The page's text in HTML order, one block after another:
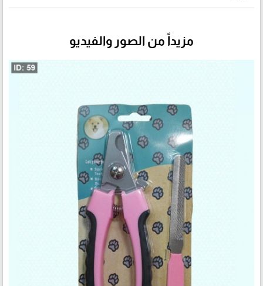
مزيداً من الصور والفيديو